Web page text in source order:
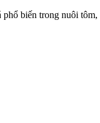
biến trong nuôi tôm,